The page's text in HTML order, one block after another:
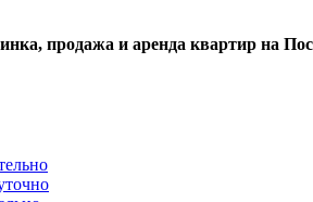
продажа и аренда квартир на